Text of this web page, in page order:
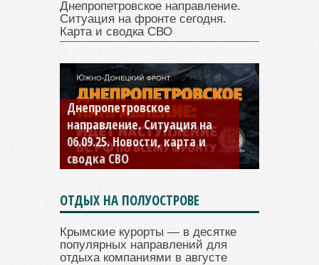
Днепропетровское направление.
Ситуация на фронте сегодня.
Карта и сводка СВО
Константиновское
направление. Ситуация на
04.09.25 Новости, карта и
сводка СВО
ОТДЫХ НА ПОЛУОСТРОВЕ
Крымские курорты — в десятке
популярных направлений для
отдыха компаниями в августе